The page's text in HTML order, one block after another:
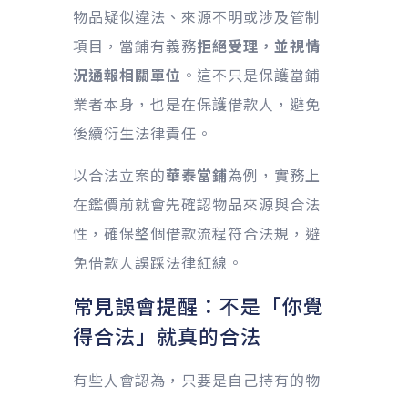
物品疑似違法、來源不明或涉及管制
項目，當鋪有義務拒絕受理，並視情
況通報相關單位 。這不只是保護當鋪
業者本身，也是在保護借款人，避免
後續衍生法律責任。
以合法立案的華泰當鋪為例，實務上
在鑑價前就會先確認物品來源與合法
性，確保整個借款流程符合法規，避
免借款人誤踩法律紅線。
常見誤會提醒：不是「你覺
得合法」就真的合法
有些人會認為，只要是自己持有的物